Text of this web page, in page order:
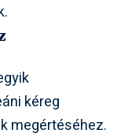
kéreg
megértéséhez.